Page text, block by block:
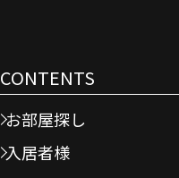
CONTENTS
お部屋探し
入居者様